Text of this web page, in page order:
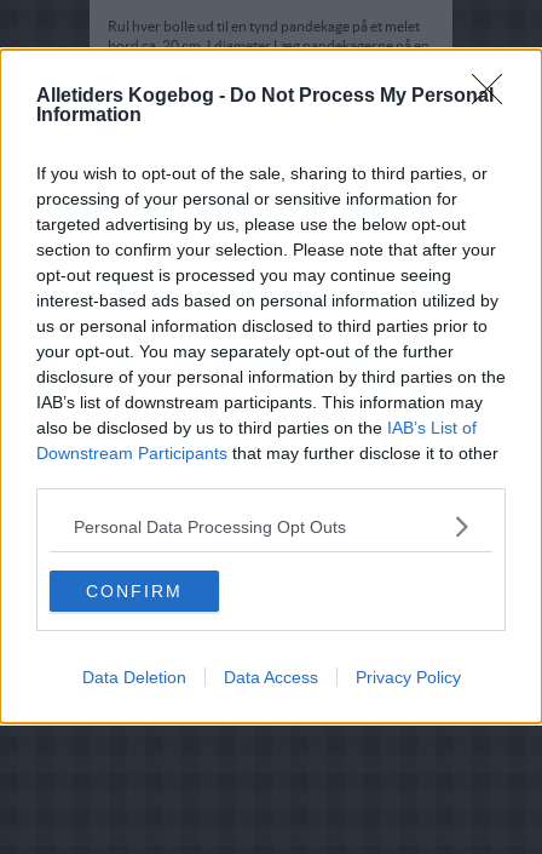
Alletiders Kogebog - Do Not Process My Personal
Information
If you wish to opt-out of the sale, sharing to third parties, or
processing of your personal or sensitive information for
targeted advertising by us, please use the below opt-out
section to confirm your selection. Please note that after your
opt-out request is processed you may continue seeing
interest-based ads based on personal information utilized by
us or personal information disclosed to third parties prior to
your opt-out. You may separately opt-out of the further
disclosure of your personal information by third parties on the
IAB’s list of downstream participants. This information may
also be disclosed by us to third parties on the IAB’s List of
Downstream Participants that may further disclose it to other
Personal Data Processing Opt Outs
CONFIRM
Data Deletion Data Access Privacy Policy
Rul hver bolle ud til en tynd pandekage på et melet
bord ca. 20 cm. I diameter Læg pandekagerne på en
gaffel. Bages midt i ovnen i 3-4 minutter Lad dem
afkøle mellem bagepapir så de forbliver bløde.
Vi bagte dem 2 og 2 og stablede dem med bagepapir
Fyld:
med piskefløde til en jævn masse.
Flødeskum:
Piskefløden piskes til skum med vaniljesukkeret.
Servering:
Der lægges en stribe marcipanmasse på midten af
pandekagerne, bagefter sprøjtes flødeskummet på
hver side af marcipanmassen, dog ikke mere end at
de stadig kan foldes til en wrap